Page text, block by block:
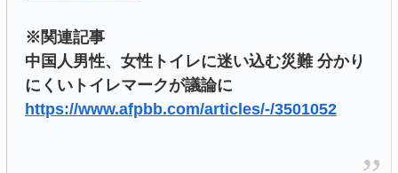
※関連記事
中国人男性、女性トイレに迷い込む災難 分かり
にくいトイレマークが議論に
https://www.afpbb.com/articles/-/3501052